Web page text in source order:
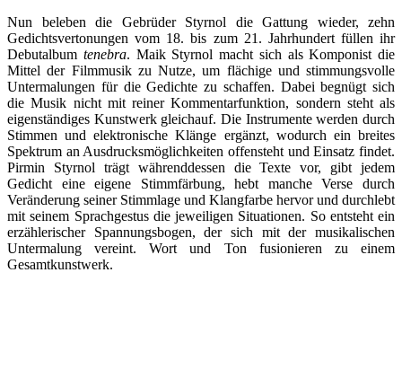
Nun beleben die Gebrüder Styrnol die Gattung wieder, zehn
Gedichtsvertonungen vom 18. bis zum 21. Jahrhundert füllen ihr
Debutalbum tenebra. Maik Styrnol macht sich als Komponist die
Mittel der Filmmusik zu Nutze, um flächige und stimmungsvolle
Untermalungen für die Gedichte zu schaffen. Dabei begnügt sich
die Musik nicht mit reiner Kommentarfunktion, sondern steht als
eigenständiges Kunstwerk gleichauf. Die Instrumente werden durch
Stimmen und elektronische Klänge ergänzt, wodurch ein breites
Spektrum an Ausdrucksmöglichkeiten offensteht und Einsatz findet.
Pirmin Styrnol trägt währenddessen die Texte vor, gibt jedem
Gedicht eine eigene Stimmfärbung, hebt manche Verse durch
Veränderung seiner Stimmlage und Klangfarbe hervor und durchlebt
mit seinem Sprachgestus die jeweiligen Situationen. So entsteht ein
erzählerischer Spannungsbogen, der sich mit der musikalischen
Untermalung vereint. Wort und Ton fusionieren zu einem
Gesamtkunstwerk.